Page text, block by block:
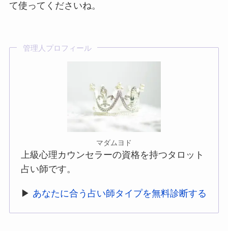
て使ってくださいね。
管理人プロフィール
マダムヨド
上級心理カウンセラーの資格を持つタロット
占い師です。
▶ あなたに合う占い師タイプを無料診断する